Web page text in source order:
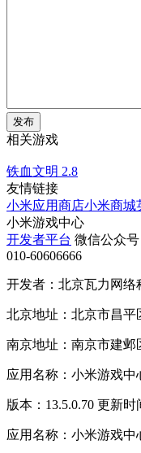
发布
相关游戏
铁血文明 2.8
友情链接
小米应用商店小米商城
小米游戏中心
开发者平台 微信公众号
010-60606666
开发者：北京瓦力网络
北京地址：北京市昌平
南京地址：南京市建邺
应用名称：小米游戏中
版本：13.5.0.70 更新时
应用名称：小米游戏中